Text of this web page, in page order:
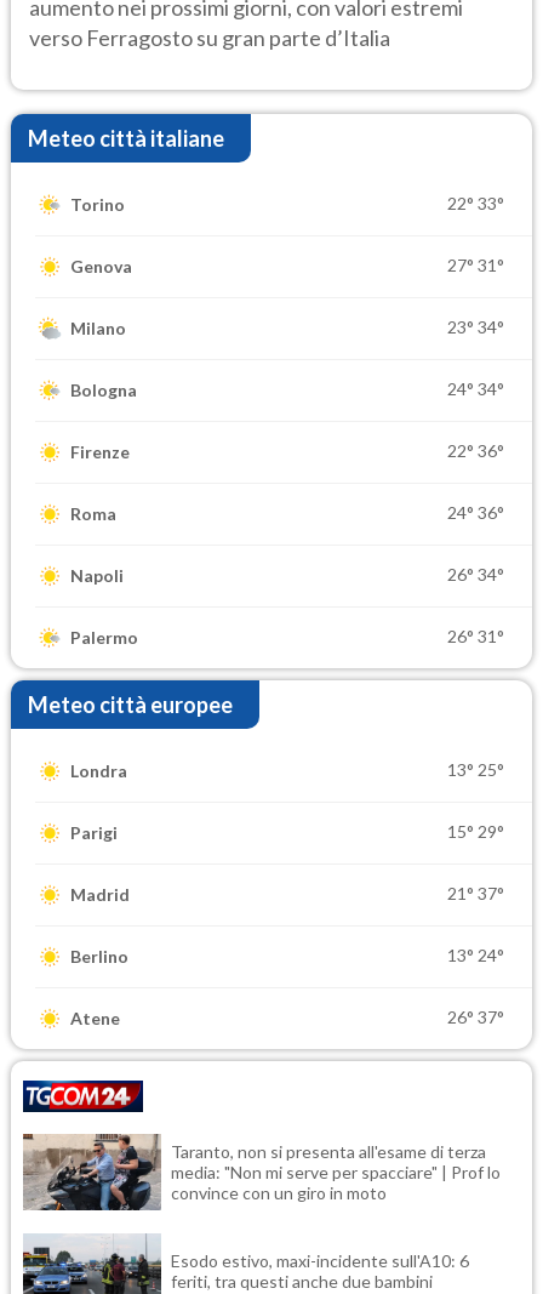
aumento nei prossimi giorni, con valori estremi
verso Ferragosto su gran parte d’Italia
Meteo città italiane
Torino 22° 33°
Genova 27° 31°
Milano 23° 34°
Bologna 24° 34°
Firenze 22° 36°
Roma 24° 36°
Napoli 26° 34°
Palermo 26° 31°
Meteo città europee
Londra 13° 25°
Parigi 15° 29°
Madrid 21° 37°
Berlino 13° 24°
Atene 26° 37°
Taranto, non si presenta all'esame di terza
media: "Non mi serve per spacciare" | Prof lo
convince con un giro in moto
Esodo estivo, maxi-incidente sull'A10: 6
feriti, tra questi anche due bambini